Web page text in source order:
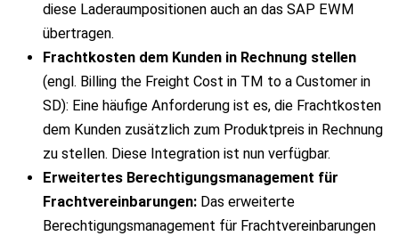
diese Laderaumpositionen auch an das SAP EWM
übertragen.
Frachtkosten dem Kunden in Rechnung stellen
(engl. Billing the Freight Cost in TM to a Customer in
SD): Eine häufige Anforderung ist es, die Frachtkosten
dem Kunden zusätzlich zum Produktpreis in Rechnung
zu stellen. Diese Integration ist nun verfügbar.
Erweitertes Berechtigungsmanagement für
Frachtvereinbarungen: Das erweiterte
Berechtigungsmanagement für Frachtvereinbarungen